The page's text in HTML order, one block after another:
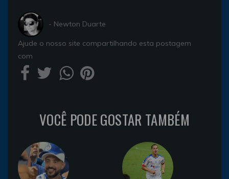
- Newton Duarte
Ajude o nosso site compartilhando esta postagem
com
VOCÊ PODE GOSTAR TAMBÉM